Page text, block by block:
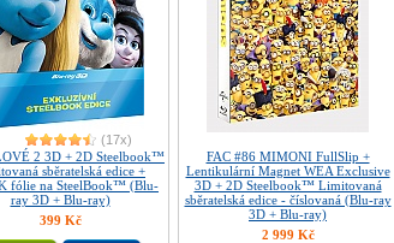
(17x)
2 3D + 2D Steelbook™
sběratelská edice +
fólie na SteelBook™ (Blu-
ray 3D + Blu-ray)
399 Kč
FAC #86 MIMONI FullSlip +
Lentikulární Magnet WEA Exclusive
3D + 2D Steelbook™ Limitovaná
sběratelská edice - číslovaná (Blu-ray
3D + Blu-ray)
2 999 Kč